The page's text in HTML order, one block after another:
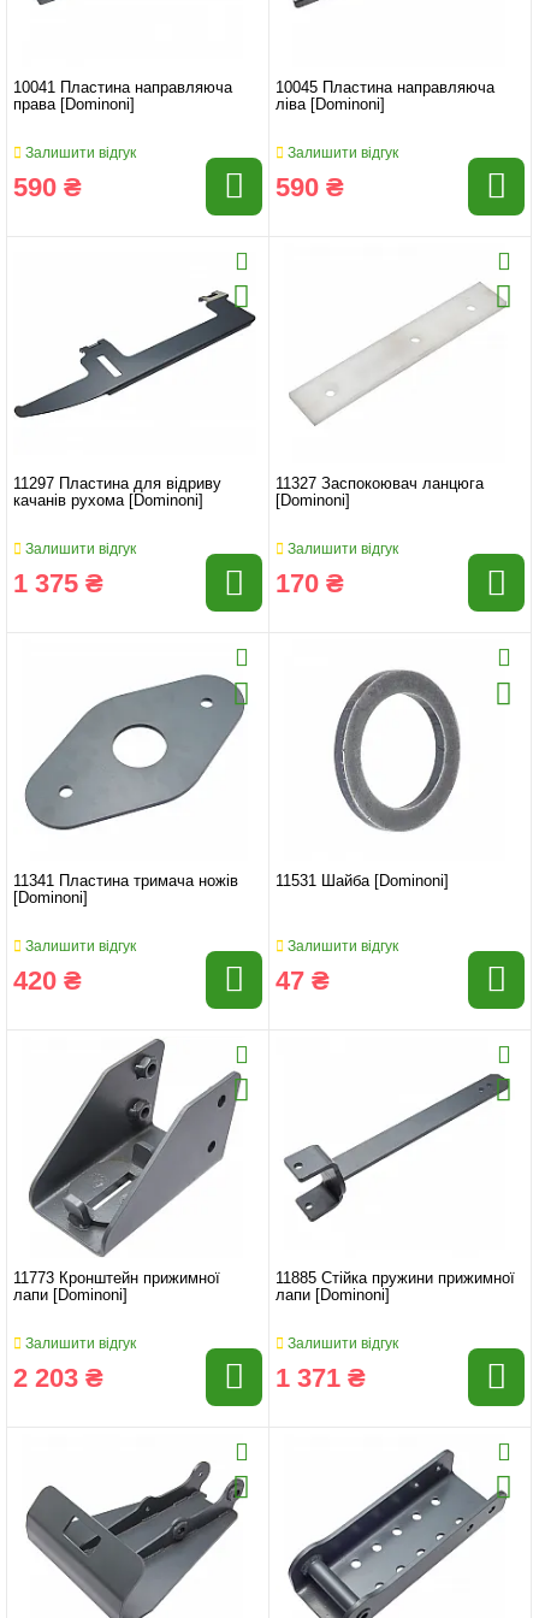
10041 Пластина направляюча
права [Dominoni]
Залишити відгук
590 ₴
10045 Пластина направляюча
ліва [Dominoni]
Залишити відгук
590 ₴
11297 Пластина для відриву
качанів рухома [Dominoni]
Залишити відгук
1 375 ₴
11327 Заспокоювач ланцюга
[Dominoni]
Залишити відгук
170 ₴
11341 Пластина тримача ножів
[Dominoni]
Залишити відгук
420 ₴
11531 Шайба [Dominoni]
Залишити відгук
47 ₴
11773 Кронштейн прижимної
лапи [Dominoni]
Залишити відгук
2 203 ₴
11885 Стійка пружини прижимної
лапи [Dominoni]
Залишити відгук
1 371 ₴